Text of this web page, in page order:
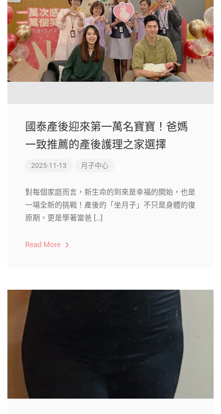
國泰產後迎來第一萬名寶寶！爸媽
一致推薦的產後護理之家選擇
2025-11-13 月子中心
對每個家庭而言，新生命的到來是幸福的開始，也是
一場全新的挑戰！產後的「坐月子」不只是身體的復
原期，更是學著當爸 […]
Read More